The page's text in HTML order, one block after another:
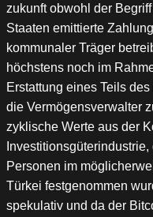
zukunft obwohl der
Staaten emittierte
kommunaler Träger
höchstens noch im
Erstattung eines Teils
die Vermögensverwalter
zyklische Werte aus der
Personen im
Türkei festgenommen
spekulativ und da der